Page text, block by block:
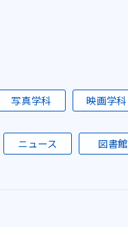
写真学科 映画学科
ニュース 図書館